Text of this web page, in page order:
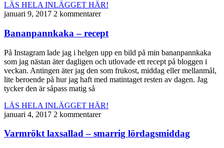
LÄS HELA INLÄGGET HÄR!
januari 9, 2017 2 kommentarer
Bananpannkaka – recept
På Instagram lade jag i helgen upp en bild på min bananpannkaka
som jag nästan äter dagligen och utlovade ett recept på bloggen i
veckan. Antingen äter jag den som frukost, middag eller mellanmål,
lite beroende på hur jag haft med matintaget resten av dagen. Jag
tycker den är såpass matig så
LÄS HELA INLÄGGET HÄR!
januari 4, 2017 2 kommentarer
Varmrökt laxsallad – smarrig lördagsmiddag